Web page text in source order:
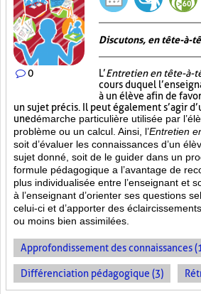
0
Discutons, en tête-à-
L’Entretien en tête-à-
cours duquel
à un élève afin de
un sujet précis. Il peut également s’agir
unedémarche particulière utilisée par
problème ou un calcul. Ainsi, l’Entretien
soit d’évaluer les connaissances d’un
sujet donné, soit de le guider dans un
formule pédagogique a l’avantage de
plus individualisée entre l’enseignant et
à l’enseignant d’orienter ses questions
celui-ci et d’apporter des
ou moins bien assimilées.
Approfondissement des connaissances
Différenciation pédagogique (3)